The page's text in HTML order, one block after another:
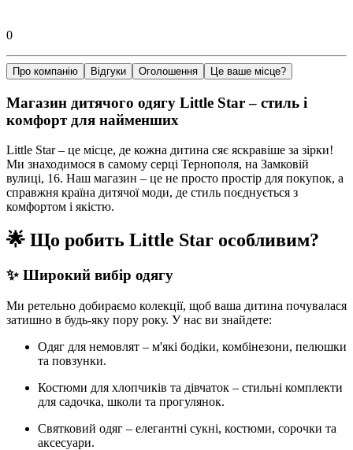
0
Про компанію Відгуки Оголошення Це ваше місце?
Магазин дитячого одягу Little Star – стиль і
комфорт для найменших
Little Star – це місце, де кожна дитина сяє яскравіше за зірки!
Ми знаходимося в самому серці Тернополя, на Замковій
вулиці, 16. Наш магазин – це не просто простір для покупок, а
справжня країна дитячої моди, де стиль поєднується з
комфортом і якістю.
🌟 Що робить Little Star особливим?
✨ Широкий вибір одягу
Ми ретельно добираємо колекції, щоб ваша дитина почувалася
затишно в будь-яку пору року. У нас ви знайдете:
Одяг для немовлят – м'які бодіки, комбінезони, пелюшки
та повзунки.
Костюми для хлопчиків та дівчаток – стильні комплекти
для садочка, школи та прогулянок.
Святковий одяг – елегантні сукні, костюми, сорочки та
аксесуари.